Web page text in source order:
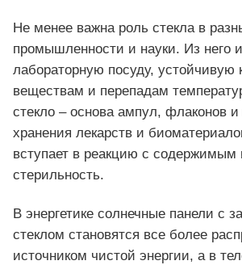
Не менее важна роль стекла в
промышленности и науки. Из него
лабораторную посуду, устойчивую
веществам и перепадам
стекло – основа ампул, флаконов
хранения лекарств и
вступает в реакцию с содержимым
стерильность.
В энергетике солнечные панели с
стеклом становятся все более
источником чистой энергии, а в